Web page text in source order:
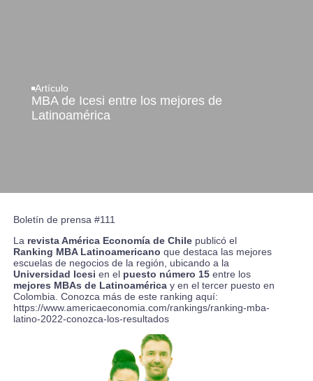
Artículo
MBA de Icesi entre los mejores de
Latinoamérica
Boletín de prensa #111
La revista América Economía de Chilepublicó el
Ranking MBA Latinoamericano que destaca las mejores
escuelas de negocios de la región, ubicando a la
Universidad Icesi en el puesto número 15entre los
mejores MBAs de Latinoaméricay en el tercer puesto en
Colombia. Conozca más de este ranking aquí:
https://www.americaeconomia.com/rankings/ranking-mba-
latino-2022-conozca-los-resultados